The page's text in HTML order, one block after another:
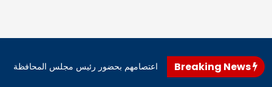
محافظ المثنى، اليوم، إنهاء اعتصامهم بحضور رئيس مجلس المحافظة